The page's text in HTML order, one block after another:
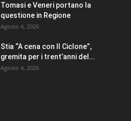
Tomasi e Veneri portano la
questione in Regione
Agosto 4, 2026
Stia “A cena con Il Ciclone”,
gremita per i trent’anni del...
Agosto 4, 2026